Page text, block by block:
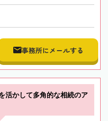
事務所にメールする
活かして多角的な相続のア